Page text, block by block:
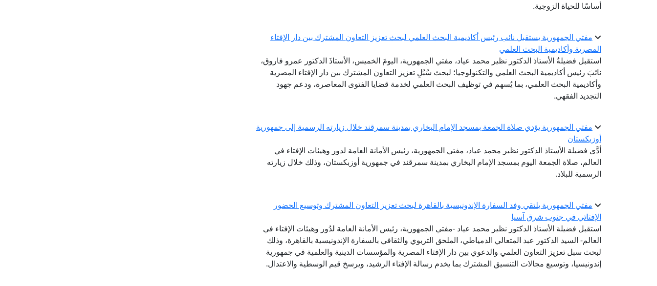
أساسًا للحياة الزوجية.
مفتي الجمهورية يستقبل نائب رئيس أكاديمية البحث العلمي لبحث تعزيز التعاون المشترك بين دار الإفتاء
المصرية وأكاديمية البحث العلمي
استقبل فضيلةُ الأستاذ الدكتور نظير محمد عياد، مفتي الجمهورية، اليومَ الخميس، الأستاذَ الدكتور عمرو فاروق،
نائبَ رئيس أكاديمية البحث العلمي والتكنولوجيا؛ لبحث سُبُلِ تعزيز التعاون المشترك بين دار الإفتاء المصرية
وأكاديمية البحث العلمي، بما يُسهم في توظيف البحث العلمي لخدمة قضايا الفتوى المعاصرة، ودعم جهود
التجديد الفقهي.
مفتي الجمهورية يؤدي صلاة الجمعة بمسجد الإمام البخاري بمدينة سمرقند خلال زيارته الرسمية إلى جمهورية
أوزبكستان
أدَّى فضيلة الأستاذ الدكتور نظير محمد عياد، مفتي الجمهورية، رئيس الأمانة العامة لدور وهيئات الإفتاء في
العالم، صلاة الجمعة اليوم بمسجد الإمام البخاري بمدينة سمرقند في جمهورية أوزبكستان، وذلك خلال زيارته
الرسمية للبلاد.
مفتي الجمهورية يلتقي وفد السفارة الإندونيسية بالقاهرة لبحث تعزيز التعاون المشترك وتوسيع الحضور
الإفتائي في جنوب شرق آسيا
استقبل فضيلة الأستاذ الدكتور نظير محمد عياد -مفتي الجمهورية، رئيس الأمانة العامة لدُور وهيئات الإفتاء في
العالم- السيد الدكتور عبد المتعالي الدمياطي، الملحق التربوي والثقافي بالسفارة الإندونيسية بالقاهرة، وذلك
لبحث سبل تعزيز التعاون العلمي والدعوي بين دار الإفتاء المصرية والمؤسسات الدينية والعلمية في جمهورية
إندونيسيا، وتوسيع مجالات التنسيق المشترك بما يخدم رسالة الإفتاء الرشيد، ويرسخ قيم الوسطية والاعتدال.